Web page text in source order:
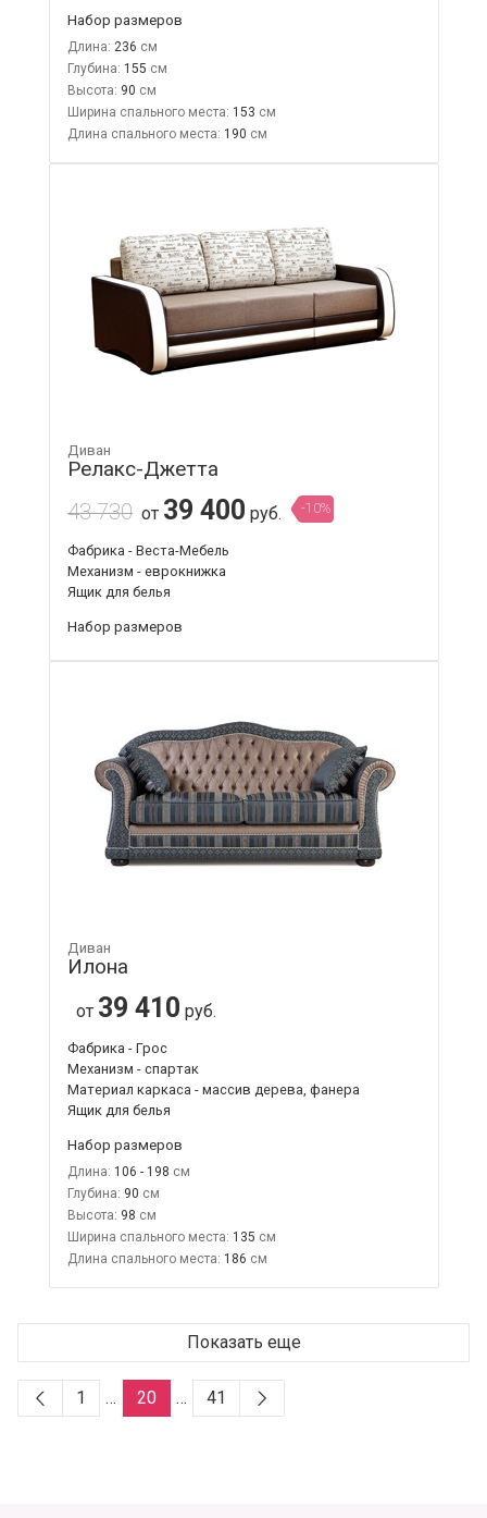
Набор размеров
Длина: 236
Глубина: 155
Высота: 90
Ширина спального места: 153
Длина спального места: 190
Диван
Релакс-Джетта
43 730 от 39 400 руб. -10%
Фабрика - Веста-Мебель
Механизм - еврокнижка
Ящик для белья
Набор размеров
Диван
Илона
от 39 410 руб.
Фабрика - Грос
Механизм - спартак
Материал каркаса - массив дерева, фанера
Ящик для белья
Набор размеров
Длина: 106 - 198
Глубина: 90
Высота: 98
Ширина спального места: 135
Длина спального места: 186
Показать еще
1 … 20 … 41